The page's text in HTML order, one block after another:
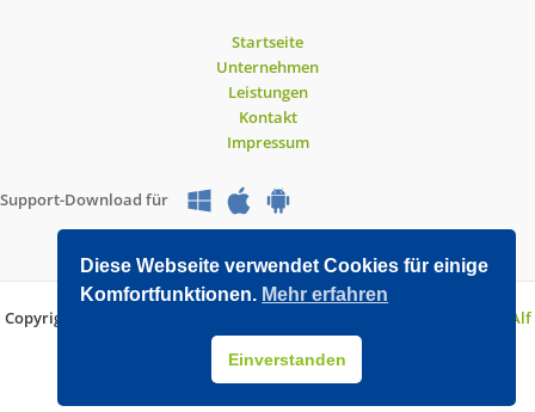
Startseite
Unternehmen
Leistungen
Kontakt
Impressum
Support-Download für
Copyright © 2026 O&V DATEC GmbH | Entwickelt mit WordPress von
Alf
Drollinger
Diese Webseite verwendet Cookies für einige
Komfortfunktionen. Mehr erfahren
Einverstanden